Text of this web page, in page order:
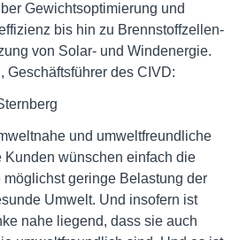
Gewichtsoptimierung und
bis hin zu Brennstoffzellen-
von Solar- und Windenergie.
Geschäftsführer des CIVD:
und umweltfreundliche
Kunden wünschen einfach die
möglichst geringe Belastung der
Umwelt. Und insofern ist
nahe liegend, dass sie auch